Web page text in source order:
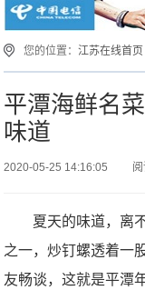
您的位置：江苏在线首页
平潭海鲜名
味道
2020-05-25 14:16:05
夏天的味道，离
之一，炒钉螺透着一
友畅谈，这就是平潭